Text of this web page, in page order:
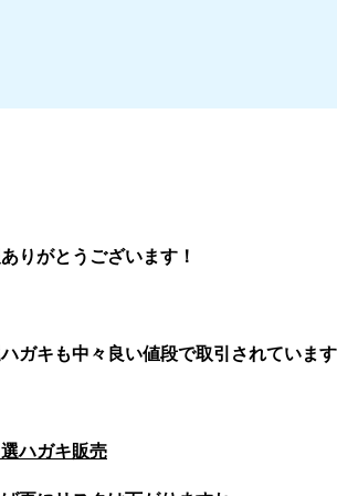
りがとうございます！
ガキも中々良い値段で取引されていま
選ハガキ販売